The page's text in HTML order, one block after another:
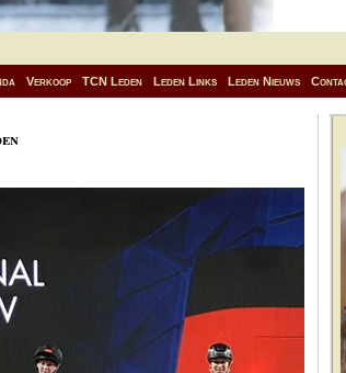
Verkoop TCN Leden Leden Links Leden Nieuws